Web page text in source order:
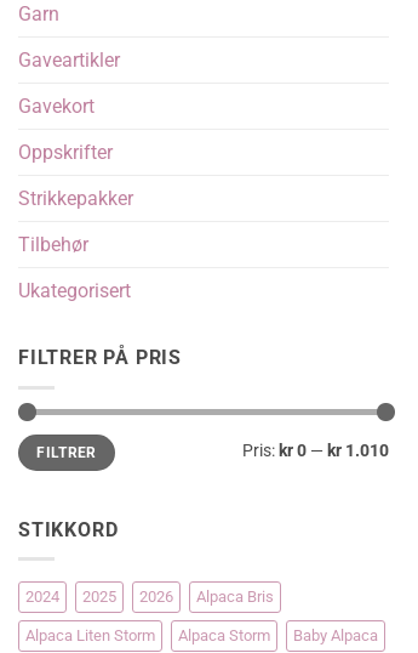
Garn
Gaveartikler
Gavekort
Oppskrifter
Strikkepakker
Tilbehør
Ukategorisert
FILTRER PÅ PRIS
Min.
pris
Makspris
FILTRER Pris: kr 0 — kr 1.010
STIKKORD
2024 2025 2026 Alpaca Bris
Alpaca Liten Storm Alpaca Storm Baby Alpaca